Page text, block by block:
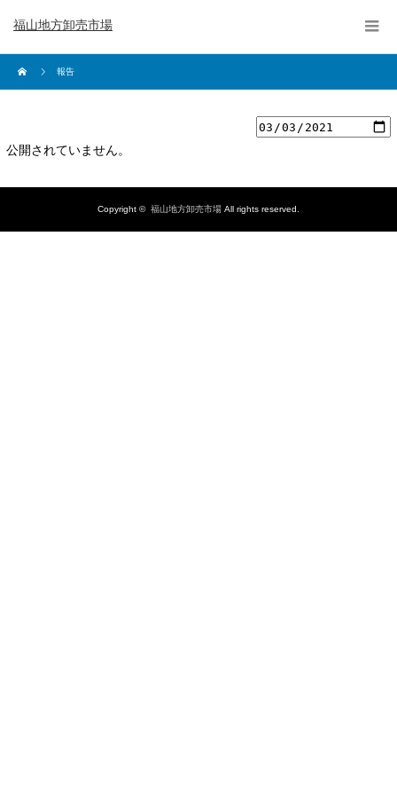
福山地方卸売市場
報告
公開されていません。
Copyright © 福山地方卸売市場 All rights reserved.